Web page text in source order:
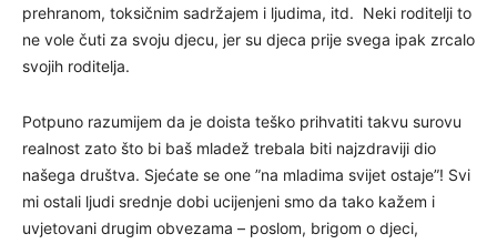
prehranom, toksičnim sadržajem i ljudima, itd. Neki roditelji to
ne vole čuti za svoju djecu, jer su djeca prije svega ipak zrcalo
svojih roditelja.
Potpuno razumijem da je doista teško prihvatiti takvu surovu
realnost zato što bi baš mladež trebala biti najzdraviji dio
našega društva. Sjećate se one ”na mladima svijet ostaje”! Svi
mi ostali ljudi srednje dobi ucijenjeni smo da tako kažem i
uvjetovani drugim obvezama – poslom, brigom o djeci,